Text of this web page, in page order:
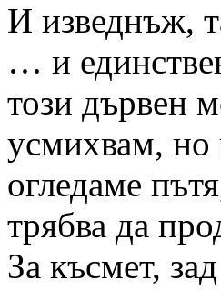
И изведнъж,
… и
този дървен
усмихвам, но
огледаме
трябва да
За късмет,